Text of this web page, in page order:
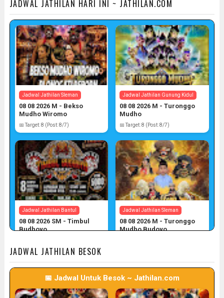
JADWAL JATHILAN HARI INI ~ JATHILAN.COM
Jadwal Jathilan Sleman
08 08 2026 M - Bekso
Mudho Wiromo
📅 Target: 8 (Post: 8/7)
Jadwal Jathilan Gunung Kidul
08 08 2026 M - Turonggo
Mudho
📅 Target: 8 (Post: 8/7)
Jadwal Jathilan Bantul
08 08 2026 SM - Timbul
Budhoyo
Jadwal Jathilan Sleman
08 08 2026 M - Turonggo
Mudho Budoyo
JADWAL JATHILAN BESOK
📅 Jadwal Untuk Besok ~ Jathilan.com